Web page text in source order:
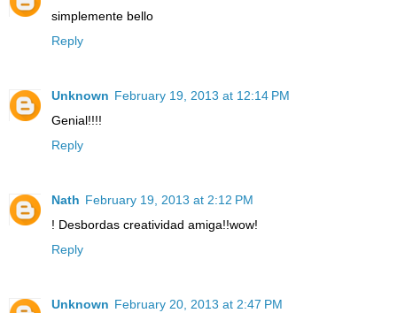
simplemente bello
Reply
Unknown February 19, 2013 at 12:14 PM
Genial!!!!
Reply
Nath February 19, 2013 at 2:12 PM
! Desbordas creatividad amiga!!wow!
Reply
Unknown February 20, 2013 at 2:47 PM